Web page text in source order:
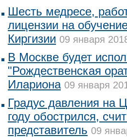
Шесть медресе,
лицензии на
Киргизии 09 января
В Москве будет
"Рождественская
Илариона 09 января
Градус давления на
году обострился,
представитель 09